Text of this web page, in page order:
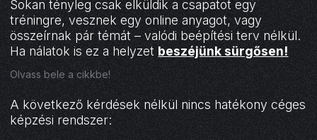
Sokan tényleg csak elküldik a csapatot egy
tréningre, vesznek egy online anyagot, vagy
összeírnak pár témát – valódi beépítési terv nélkül.
Ha nálatok is ez a helyzet beszéjünk sürgősen!
Olvass bele a cikkbe!
A következő kérdések nélkül nincs hatékony céges
képzési rendszer: